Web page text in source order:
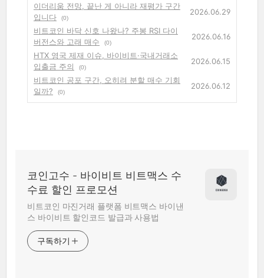
이더리움 전망, 끝난 게 아니라 재평가 구간
입니다
(0)
2026.06.29
비트코인 바닥 신호 나왔나? 주봉 RSI 다이
버전스와 고래 매수
(0)
2026.06.16
HTX 영국 제재 이슈, 바이비트·국내거래소
입출금 주의
(0)
2026.06.15
비트코인 공포 구간, 오히려 분할 매수 기회
일까?
(0)
2026.06.12
코인고수 - 바이비트 비트맥스 수
수료 할인 프로모션
비트코인 마진거래 플랫폼 비트맥스 바이낸
스 바이비트 할인코드 발급과 사용법
구독하기